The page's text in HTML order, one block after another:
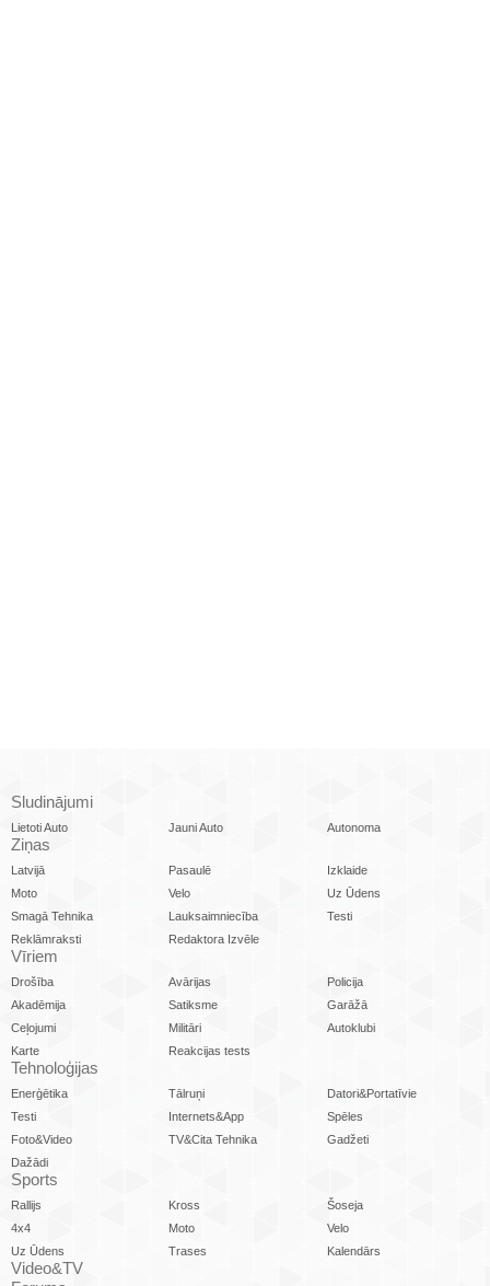
Sludinājumi
Lietoti Auto Jauni Auto Autonoma
Ziņas
Latvijā Pasaulē
Izklaide
Moto
Velo
Uz Ūdens
Smagā Tehnika
Lauksaimniecība
Testi
Reklāmraksti
Redaktora Izvēle
Vīriem
Drošība Avārijas
Policija
Akadēmija
Satiksme
Garāžā
Ceļojumi
Militāri
Autoklubi
Karte
Reakcijas tests
Tehnoloģijas
Enerģētika Tālruņi
Datori&Portatīvie
Testi
Internets&App
Spēles
Foto&Video
TV&Cita Tehnika
Gadžeti
Dažādi
Sports
Rallijs Kross
Šoseja
4x4
Moto
Velo
Uz Ūdens
Trases Kalendārs
Video&TV